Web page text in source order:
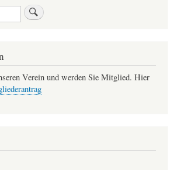
Verein und werden Sie Mitglied. Hier